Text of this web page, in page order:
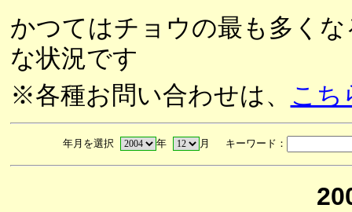
かつてはチョウの最も多く
な状況です
※各種お問い合わせは、 こち
年月を選択 年 月 キーワード：